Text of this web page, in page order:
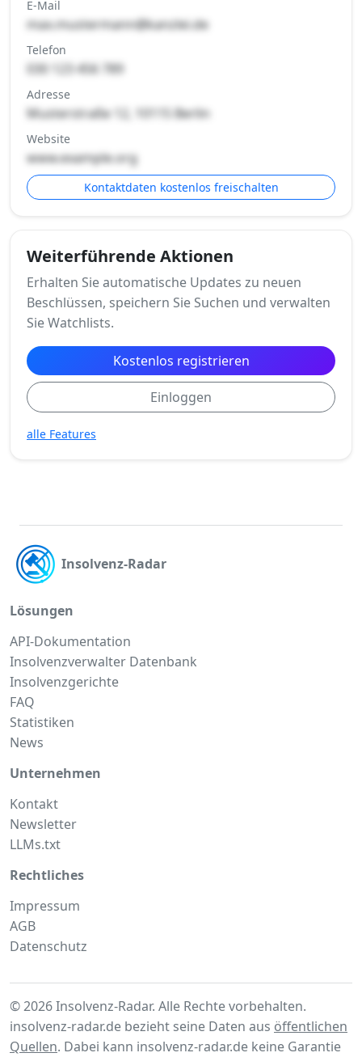
E-Mail
max.mustermann@kanzlei.de
Telefon
030 123 456 789
Adresse
Musterstraße 12, 10115 Berlin
Website
www.example.org
Kontaktdaten kostenlos freischalten
Weiterführende Aktionen
Erhalten Sie automatische Updates zu neuen
Beschlüssen, speichern Sie Suchen und verwalten
Sie Watchlists.
Kostenlos registrieren
Einloggen
alle Features
Insolvenz-Radar
Lösungen
API-Dokumentation
Insolvenzverwalter Datenbank
Insolvenzgerichte
FAQ
Statistiken
News
Unternehmen
Kontakt
Newsletter
LLMs.txt
Rechtliches
Impressum
AGB
Datenschutz
© 2026 Insolvenz-Radar. Alle Rechte vorbehalten.
insolvenz-radar.de bezieht seine Daten aus öffentlichen
Quellen. Dabei kann insolvenz-radar.de keine Garantie